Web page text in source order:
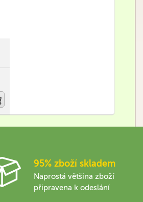
95% zboží skladem
Naprostá většina zboží
připravena k odeslání